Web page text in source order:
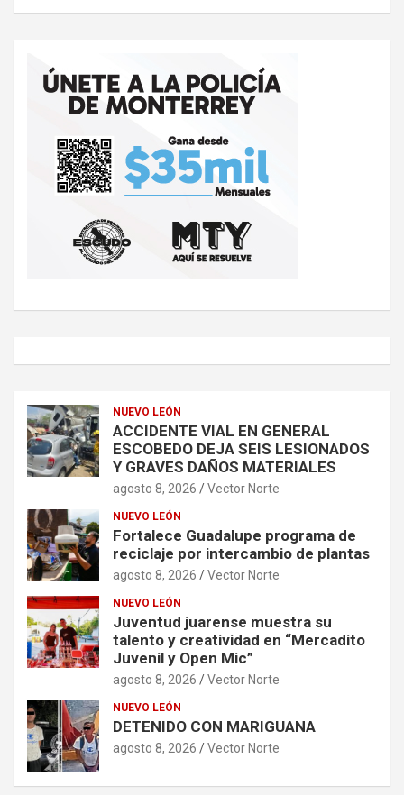
NUEVO LEÓN
ACCIDENTE VIAL EN GENERAL
ESCOBEDO DEJA SEIS LESIONADOS
Y GRAVES DAÑOS MATERIALES
agosto 8, 2026 Vector Norte
NUEVO LEÓN
Fortalece Guadalupe programa de
reciclaje por intercambio de plantas
agosto 8, 2026 Vector Norte
NUEVO LEÓN
Juventud juarense muestra su
talento y creatividad en “Mercadito
Juvenil y Open Mic”
agosto 8, 2026 Vector Norte
NUEVO LEÓN
DETENIDO CON MARIGUANA
agosto 8, 2026 Vector Norte